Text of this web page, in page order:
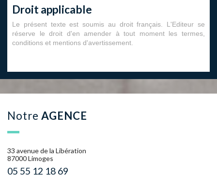
Droit applicable
Le présent texte est soumis au droit français. L'Editeur se
réserve le droit d'en amender à tout moment les termes,
conditions et mentions d'avertissement.
notre AGENCE
33 avenue de la Libération
87000 Limoges
05 55 12 18 69